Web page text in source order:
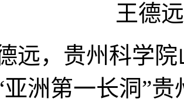
王德
远，贵州科学
亚洲第一长洞”